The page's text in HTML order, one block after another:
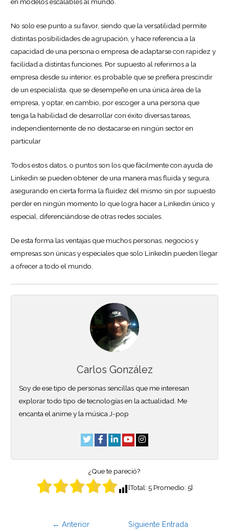
No solo ese punto a su favor, siendo que la versatilidad permite
distintas posibilidades de agrupación, y hace referencia a la
capacidad de una persona o empresa de adaptarse con rapidez y
facilidad a distintas funciones. Por supuesto al referirnos a la
empresa desde su interior, es probable que se prefiera prescindir
de un especialista, que se desempeñe en una única área de la
empresa, y optar, en cambio, por escoger a una persona que
tenga la habilidad de desarrollar con éxito diversas tareas,
independientemente de no destacarse en ningún sector en
particular
Todos estos datos, o puntos son los que fácilmente con ayuda de
Linkedin se pueden obtener de una manera mas fluida y segura,
asegurando en cierta forma la fluidez del mismo sin por supuesto
perder en ningún momento lo que logra hacer a Linkedin único y
especial, diferenciándose de otras redes sociales.
De esta forma las ventajas que muchos personas, negocios y
empresas son únicas y especiales que solo Linkedin pueden llegar
a ofrecer a todo el mundo.
Carlos González
Soy de ese tipo de personas sencillas que me interesan
explorar todo tipo de tecnologías en la actualidad. Me
encanta el anime y la música J-pop
¿Que te pareció?
[Total: 5 Promedio: 5]
← Anterior
Siguiente Entrada